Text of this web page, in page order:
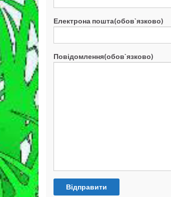
Електрона пошта(обов`язково)
Повідомлення(обов`язково)